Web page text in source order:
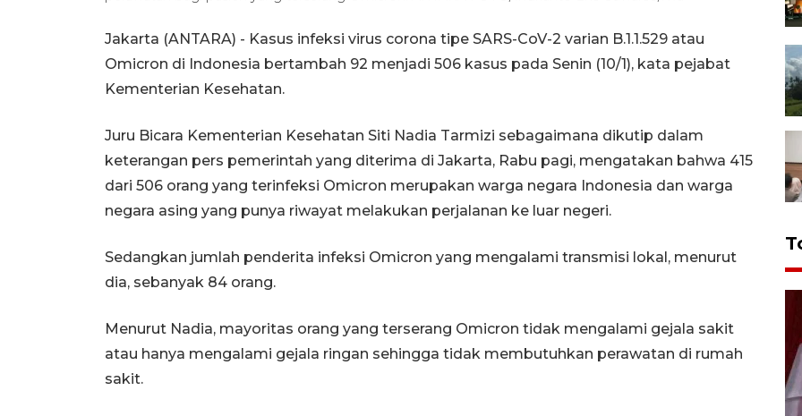
Jakarta (ANTARA) - Kasus infeksi virus corona tipe SARS-CoV-2 varian B.1.1.529 atau
Omicron di Indonesia bertambah 92 menjadi 506 kasus pada Senin (10/1), kata pejabat
Kementerian Kesehatan.
Juru Bicara Kementerian Kesehatan Siti Nadia Tarmizi sebagaimana dikutip dalam
keterangan pers pemerintah yang diterima di Jakarta, Rabu pagi, mengatakan bahwa 415
dari 506 orang yang terinfeksi Omicron merupakan warga negara Indonesia dan warga
negara asing yang punya riwayat melakukan perjalanan ke luar negeri.
Sedangkan jumlah penderita infeksi Omicron yang mengalami transmisi lokal, menurut
dia, sebanyak 84 orang.
Menurut Nadia, mayoritas orang yang terserang Omicron tidak mengalami gejala sakit
atau hanya mengalami gejala ringan sehingga tidak membutuhkan perawatan di rumah
sakit.